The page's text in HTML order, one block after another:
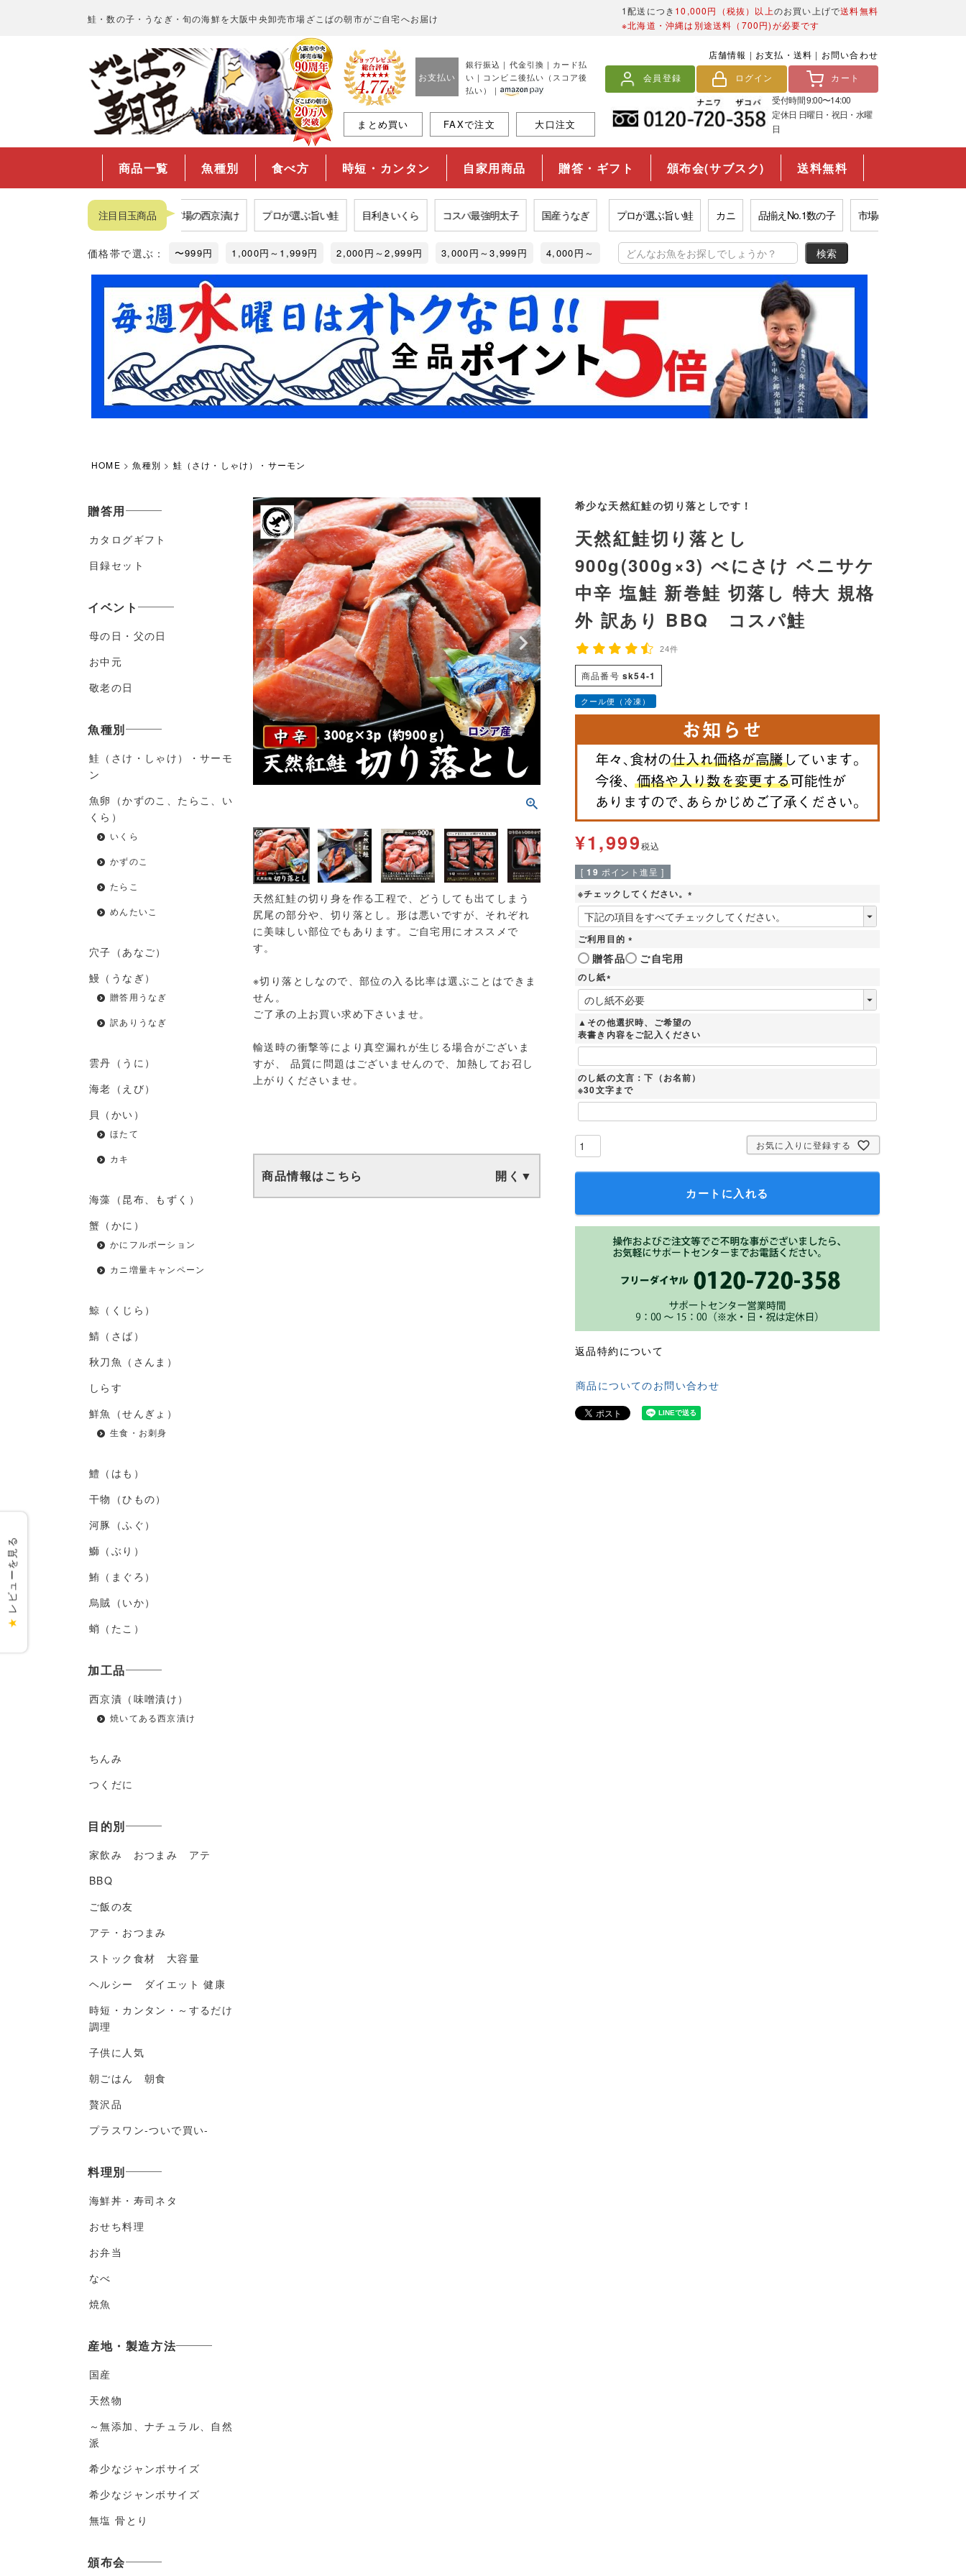
鮭・数の子・うなぎ・旬の海鮮を大阪中央卸売市場ざこばの朝市がご自宅へお届け
1配送につき 10,000円（税抜）以上のお買い上げで送料無料
※北海道・沖縄は別途送料（700円)が必要です
お支払い
銀行振込｜代金引換｜カード払
い｜コンビニ後払い（スコア後
払い）｜
まとめ買い FAXで注文 大口注文
店舗情報 | お支払・送料 | お問い合わせ
会員登録
ログイン
カート
受付時間 9:00〜14:00
定休日 日曜日・祝日・水曜
日
商品一覧 魚種別 食べ方 時短・カンタン 自家用商品 贈答・ギフト 頒布会(サブスク) 送料無料
注目目玉商品
福袋 市場の西京漬け プロが選ぶ旨い鮭 目利きいくら コスパ最強明太子 国産うなぎ プロが選ぶ旨い鮭 カニ 品揃えNo.1数の子 市場の西京漬け
価格帯で選ぶ： 〜999円 1,000円～1,999円 2,000円～2,999円 3,000円～3,999円 4,000円～
HOME 魚種別 鮭（さけ・しゃけ）・サーモン
贈答用
カタログギフト
目録セット
イベント
母の日・父の日
お中元
敬老の日
魚種別
鮭（さけ・しゃけ）・サーモ
ン
魚卵（かずのこ、たらこ、い
くら）
いくら
かずのこ
たらこ
めんたいこ
穴子（あなご）
鰻（うなぎ）
贈答用うなぎ
訳ありうなぎ
雲丹（うに）
海老（えび）
貝（かい）
ほたて
カキ
海藻（昆布、もずく）
蟹（かに）
かにフルポーション
カニ増量キャンペーン
鯨（くじら）
鯖（さば）
秋刀魚（さんま）
しらす
鮮魚（せんぎょ）
生食・お刺身
鱧（はも）
干物（ひもの）
河豚（ふぐ）
鰤（ぶり）
鮪（まぐろ）
烏賊（いか）
蛸（たこ）
加工品
西京漬（味噌漬け）
焼いてある西京漬け
ちんみ
つくだに
目的別
家飲み おつまみ アテ
BBQ
ご飯の友
アテ・おつまみ
ストック食材 大容量
ヘルシー ダイエット 健康
時短・カンタン・～するだけ
調理
子供に人気
朝ごはん 朝食
贅沢品
プラスワン-ついで買い-
料理別
海鮮丼・寿司ネタ
おせち料理
お弁当
なべ
焼魚
産地・製造方法
国産
天然物
～無添加、ナチュラル、自然
派
希少なジャンボサイズ
希少なジャンボサイズ
無塩 骨とり
頒布会
天然紅鮭の切り身を作る工程で、どうしても出てしまう
尻尾の部分や、切り落とし。形は悪いですが、それぞれ
に美味しい部位でもあります。ご自宅用にオススメで
す。
※切り落としなので、部位の入る比率は選ぶことはできま
せん。
ご了承の上お買い求め下さいませ。
輸送時の衝撃等により真空漏れが生じる場合がございま
すが、 品質に問題はございませんので、加熱してお召し
上がりくださいませ。
商品情報はこちら
希少な天然紅鮭の切り落としです！
天然紅鮭切り落とし
900g(300g×3) べにさけ ベニサケ
中辛 塩鮭 新巻鮭 切落し 特大 規格
外 訳あり BBQ コスパ鮭
24件
商品番号 sk54-1
クール便（冷凍）
¥1,999税込
[ 19 ポイント進呈 ]
※チェックしてください。
(
必
ご利用目的
(
必
)
贈答品 ご自宅用
のし紙
(
必
須
)
▲その他選択時、ご希望の
表書き内容をご記入ください
のし紙の文言：下（お名前）
※30文字まで
お気に入りに登録する
カートに入れる
返品特約について
商品についてのお問い合わせ
★
レビューを見る